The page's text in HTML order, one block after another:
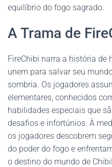
equilíbrio do fogo sagrado.
A Trama de
FireChibi narra a história de
unem para salvar seu
sombria. Os jogadores
elementares, conhecidos
habilidades especiais que
desafios e infortúnios. À
os jogadores descobrem
do poder do fogo e
o destino do mundo de